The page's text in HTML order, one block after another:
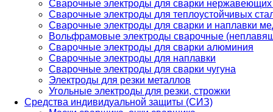
Сварочные электроды для сварки
Сварочные электроды для теплоустойчивых
Сварочные электроды для сварки и наплавки
Вольфрамовые электроды сварочные
Сварочные электроды для сварки алюминия
Сварочные электроды для наплавки
Сварочные электроды для сварки чугуна
Электроды для резки металлов
Угольные электроды для резки, строжки
Средства индивидуальной защиты (СИЗ)